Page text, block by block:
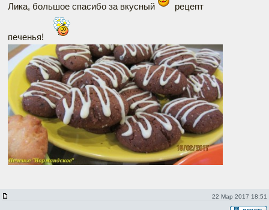
Лика, большое спасибо за вкусный рецепт
печенья!
22 Мар 2017 18:51